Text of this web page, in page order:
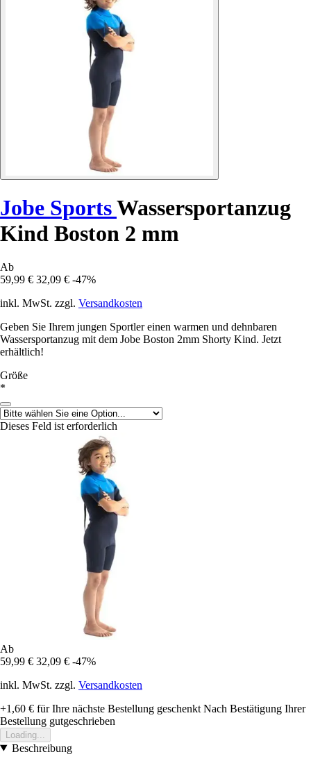
Jobe SportsWassersportanzug
Kind Boston 2 mm
Ab
59,99 € 32,09 € -47%
inkl. MwSt. zzgl. Versandkosten
Geben Sie Ihrem jungen Sportler einen warmen und dehnbaren
Wassersportanzug mit dem Jobe Boston 2mm Shorty Kind. Jetzt
erhältlich!
Größe
*
Dieses Feld ist erforderlich
Ab
59,99 € 32,09 € -47%
inkl. MwSt. zzgl. Versandkosten
+1,60 € für Ihre nächste Bestellung geschenkt Nach Bestätigung Ihrer
Bestellung gutgeschrieben
Loading...
Beschreibung